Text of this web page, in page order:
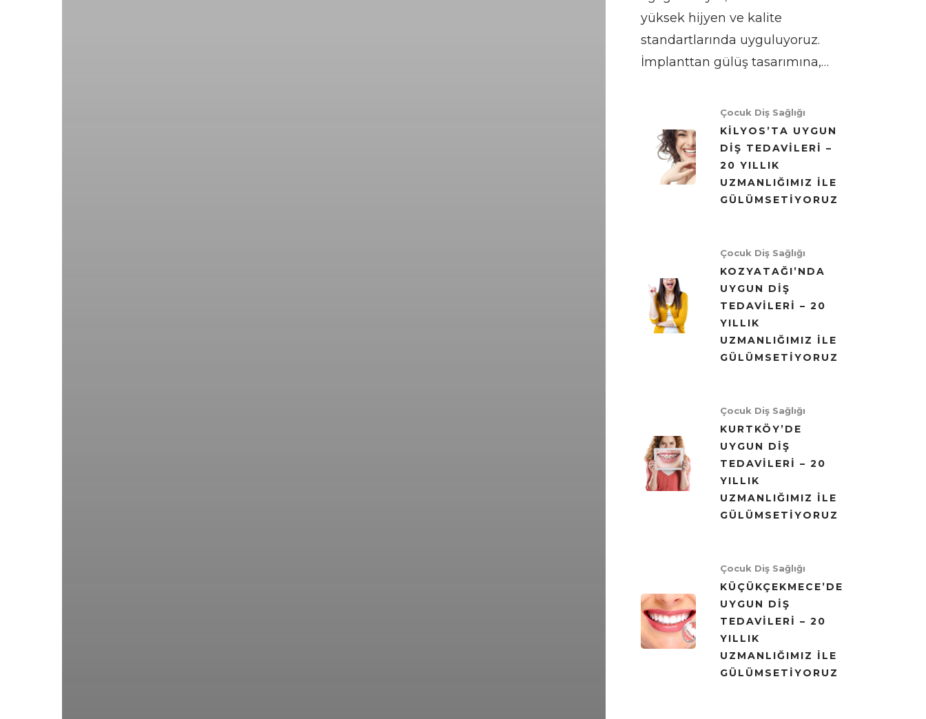
yüksek hijyen ve kalite
standartlarında uyguluyoruz.
İmplanttan gülüş tasarımına,…
Çocuk Diş Sağlığı
KILYOS’TA UYGUN
DIŞ TEDAVILERI –
20 YILLIK
UZMANLIĞIMIZ ILE
GÜLÜMSETIYORUZ
Çocuk Diş Sağlığı
KOZYATAĞI’NDA
UYGUN DIŞ
TEDAVILERI – 20
YILLIK
UZMANLIĞIMIZ ILE
GÜLÜMSETIYORUZ
Çocuk Diş Sağlığı
KURTKÖY’DE
UYGUN DIŞ
TEDAVILERI – 20
YILLIK
UZMANLIĞIMIZ ILE
GÜLÜMSETIYORUZ
Çocuk Diş Sağlığı
KÜÇÜKÇEKMECE’DE
UYGUN DIŞ
TEDAVILERI – 20
YILLIK
UZMANLIĞIMIZ ILE
GÜLÜMSETIYORUZ